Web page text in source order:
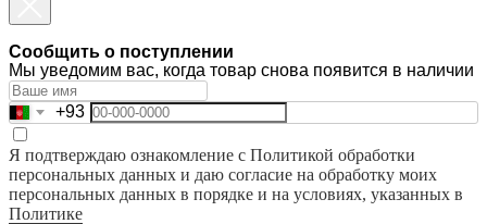
Сообщить о поступлении
Мы уведомим вас, когда товар снова появится в наличии
+93
Я подтверждаю ознакомление с Политикой обработки
персональных данных и даю согласие на обработку моих
персональных данных в порядке и на условиях, указанных в
Политике